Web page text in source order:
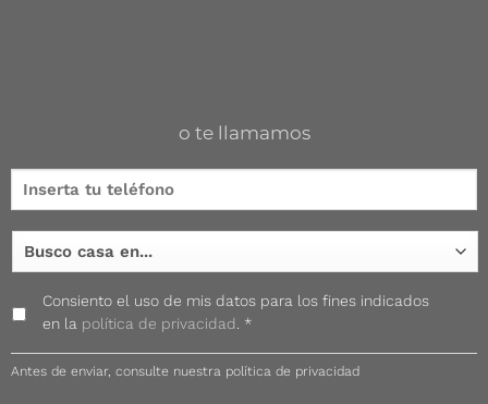
o te llamamos
Consiento el uso de mis datos para los fines indicados
en la política de privacidad . *
Antes de enviar, consulte nuestra política de privacidad